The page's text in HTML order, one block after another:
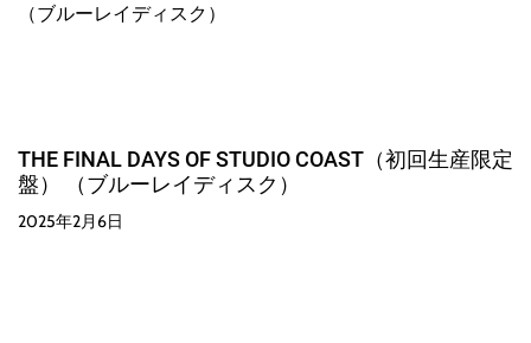
THE FINAL DAYS OF STUDIO COAST（初回生産限定
盤） （ブルーレイディスク）
2025年2月6日